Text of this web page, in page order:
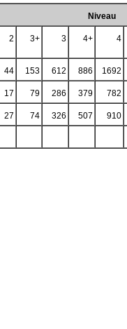
Niveau
2 3+ 3 4+ 4
44 153 612 886 1692
17 79 286 379 782
27 74 326 507 910